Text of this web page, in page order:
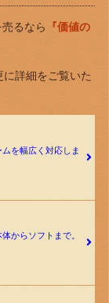
るなら
『価値の
詳細をご覧いた
を幅広く対応しま
からソフトまで。